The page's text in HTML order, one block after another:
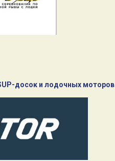
досок и лодочных моторов